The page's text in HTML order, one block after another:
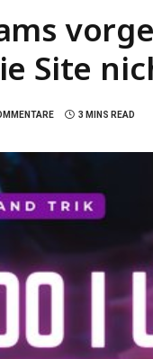
Site
3 MINS READ